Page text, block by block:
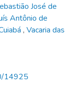
José de
Antônio de
, Vacaria das
14925